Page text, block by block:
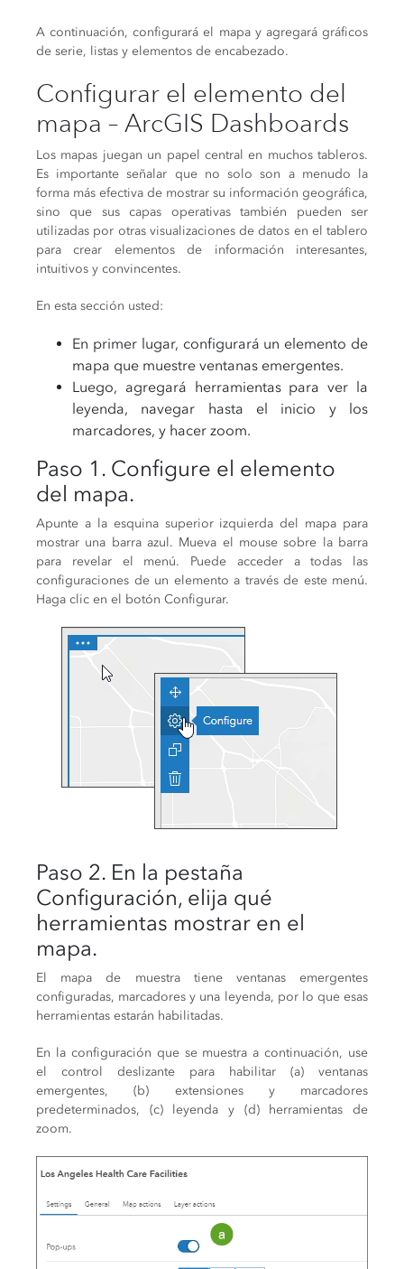
A continuación, configurará el mapa y agregará gráficos
de serie, listas y elementos de encabezado.
Configurar el elemento del
mapa – ArcGIS Dashboards
Los mapas juegan un papel central en muchos tableros.
Es importante señalar que no solo son a menudo la
forma más efectiva de mostrar su información geográfica,
sino que sus capas operativas también pueden ser
utilizadas por otras visualizaciones de datos en el tablero
para crear elementos de información interesantes,
intuitivos y convincentes.
En esta sección usted:
En primer lugar, configurará un elemento de
mapa que muestre ventanas emergentes.
Luego, agregará herramientas para ver la
leyenda, navegar hasta el inicio y los
marcadores, y hacer zoom.
Paso 1. Configure el elemento
del mapa.
Apunte a la esquina superior izquierda del mapa para
mostrar una barra azul. Mueva el mouse sobre la barra
para revelar el menú. Puede acceder a todas las
configuraciones de un elemento a través de este menú.
Haga clic en el botón Configurar.
Paso 2. En la pestaña
Configuración, elija qué
herramientas mostrar en el
mapa.
El mapa de muestra tiene ventanas emergentes
configuradas, marcadores y una leyenda, por lo que esas
herramientas estarán habilitadas.
En la configuración que se muestra a continuación, use
el control deslizante para habilitar (a) ventanas
emergentes, (b) extensiones y marcadores
predeterminados, (c) leyenda y (d) herramientas de
zoom.